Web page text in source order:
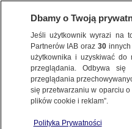
PODLASKIE
Jakub
Lawinowo
Dbamy o Twoją
Jeśli użytkownik wyrazi na
Partnerów IAB oraz30
użytkownika i uzyskiwać do
przeglądania. Odbywa
przeglądania
się przetwarzaniu w oparciu
plików cookie i reklam”.
Polityka Prywatności